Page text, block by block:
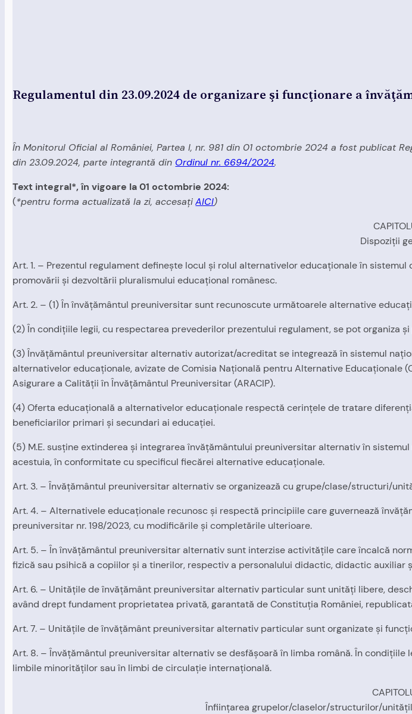
Regulamentul din 23.09.2024 de organizare şi funcţionare a
În Monitorul Oficial al României, Partea I, nr. 981 din 01 octombrie 2024 a fost publicat
din 23.09.2024, parte integrantă din Ordinul nr. 6694/2024.
Text integral*, în vigoare la 01 octombrie 2024:
(*pentru forma actualizată la zi, accesați AICI)
Dispoziţii
Art. 1. – Prezentul regulament defineşte locul şi rolul alternativelor educaţionale în
promovării şi dezvoltării pluralismului educaţional românesc.
Art. 2. – (1) În învăţământul preuniversitar sunt recunoscute următoarele alternative
(2) În condiţiile legii, cu respectarea prevederilor prezentului regulament, se pot organiza
(3) Învăţământul preuniversitar alternativ autorizat/acreditat se integrează în sistemul
alternativelor educaţionale, avizate de Comisia Naţională pentru Alternative Educaţionale
Asigurare a Calităţii în Învăţământul Preuniversitar (ARACIP).
(4) Oferta educaţională a alternativelor educaţionale respectă cerinţele de tratare
beneficiarilor primari şi secundari ai educaţiei.
(5) M.E. susţine extinderea şi integrarea învăţământului preuniversitar alternativ în
acestuia, în conformitate cu specificul fiecărei alternative educaţionale.
Art. 3. – Învăţământul preuniversitar alternativ se organizează cu grupe/clase/structuri/
Art. 4. – Alternativele educaţionale recunosc şi respectă principiile care guvernează
preuniversitar nr. 198/2023, cu modificările şi completările ulterioare.
Art. 5. – În învăţământul preuniversitar alternativ sunt interzise activităţile care încalcă
fizică sau psihică a copiilor şi a tinerilor, respectiv a personalului didactic, didactic
Art. 6. – Unităţile de învăţământ preuniversitar alternativ particular sunt unităţi libere,
având drept fundament proprietatea privată, garantată de Constituţia României,
Art. 7. – Unităţile de învăţământ preuniversitar alternativ particular sunt organizate şi
Art. 8. – Învăţământul preuniversitar alternativ se desfăşoară în limba română. În
limbile minorităţilor sau în limbi de circulaţie internaţională.
Înfiinţarea grupelor/claselor/structurilor/